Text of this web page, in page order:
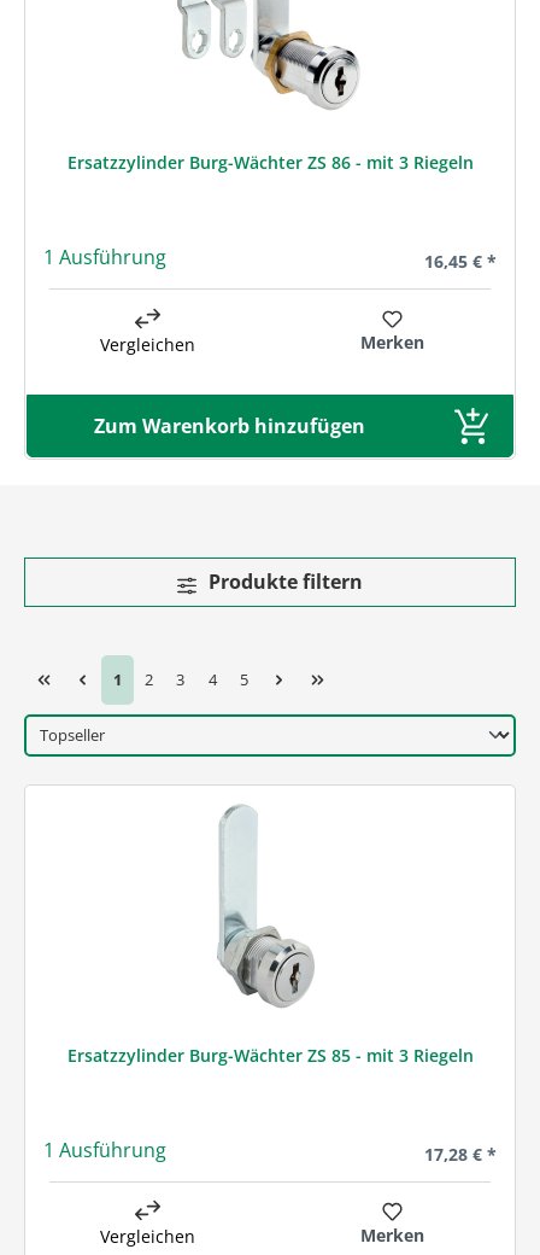
Ersatzzylinder Burg-Wächter ZS 86 - mit 3 Riegeln
1 Ausführung Regulärer
16,45 € *
Vergleichen Merken
Zum Warenkorb hinzufügen
Produkte filtern
Seite
1 Seite
2 Seite
3 Seite
4 Seite
5
Ersatzzylinder Burg-Wächter ZS 85 - mit 3 Riegeln
1 Ausführung Regulärer
17,28 € *
Vergleichen Merken